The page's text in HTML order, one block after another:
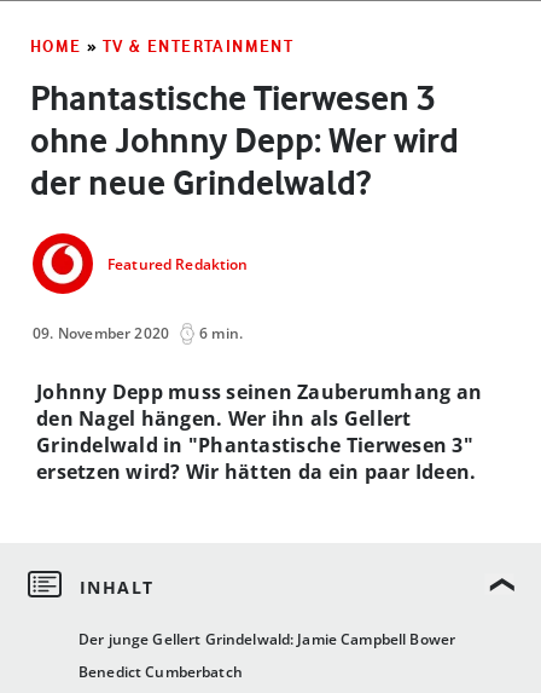
HOME » TV & ENTERTAINMENT
Phantastische Tierwesen 3
ohne Johnny Depp: Wer wird
der neue Grindelwald?
Featured Redaktion
09. November 2020 6 min.
Der junge Gellert Grindelwald: Jamie Campbell Bower
Benedict Cumberbatch
Johnny Depp muss seinen Zauberumhang an
den Nagel hängen. Wer ihn als Gellert
Grindelwald in "Phantastische Tierwesen 3"
ersetzen wird? Wir hätten da ein paar Ideen.